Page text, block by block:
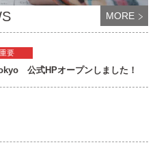
MORE
重要
公式HPオープンしました！